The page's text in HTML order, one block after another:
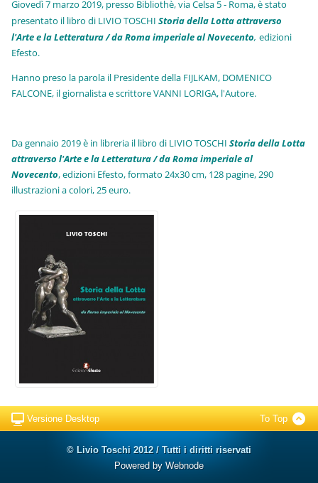
Giovedì 7 marzo 2019, presso Bibliothè, via Celsa 5 - Roma, è stato
presentato il libro di LIVIO TOSCHIStoria della Lotta attraverso
l'Arte e la Letteratura / da Roma imperiale al Novecento, edizioni
Efesto.
Hanno preso la parola il Presidente della FIJLKAM, DOMENICO
FALCONE, il giornalista e scrittore VANNI LORIGA, l'Autore.
Da gennaio 2019 è in libreria il libro di LIVIO TOSCHIStoria della Lotta
attraverso l'Arte e la Letteratura / da Roma imperiale al
Novecento, edizioni Efesto, formato 24x30 cm, 128 pagine, 290
illustrazioni a colori, 25 euro.
Versione Desktop To Top
© Livio Toschi 2012 / Tutti i diritti riservati
Powered by Webnode